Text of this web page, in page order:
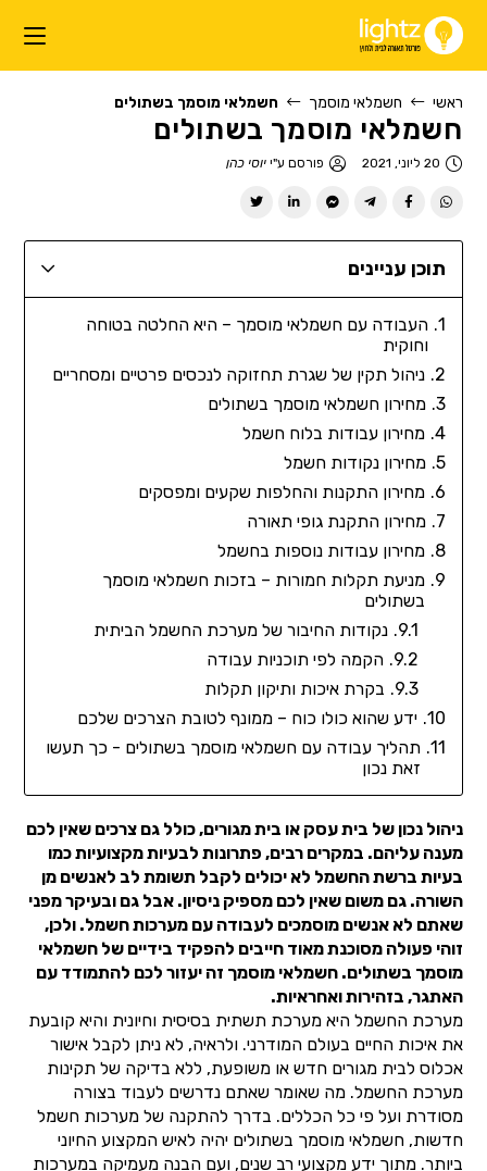
ראשי חשמלאי מוסמך חשמלאי מוסמך בשתולים
חשמלאי מוסמך בשתולים
20 ליוני, 2021 פורסם ע"ייוסי כהן
תוכן עניינים
העבודה עם חשמלאי מוסמך – היא החלטה בטוחה
וחוקית
ניהול תקין של שגרת תחזוקה לנכסים פרטיים ומסחריים
מחירון חשמלאי מוסמך בשתולים
מחירון עבודות בלוח חשמל
מחירון נקודות חשמל
מחירון התקנות והחלפות שקעים ומפסקים
מחירון התקנת גופי תאורה
מחירון עבודות נוספות בחשמל
מניעת תקלות חמורות – בזכות חשמלאי מוסמך
בשתולים
נקודות החיבור של מערכת החשמל הביתית
הקמה לפי תוכניות עבודה
בקרת איכות ותיקון תקלות
ידע שהוא כולו כוח – ממונף לטובת הצרכים שלכם
תהליך עבודה עם חשמלאי מוסמך בשתולים - כך תעשו
זאת נכון
ניהול נכון של בית עסק או בית מגורים, כולל גם צרכים שאין לכם
מענה עליהם. במקרים רבים, פתרונות לבעיות מקצועיות כמו
בעיות ברשת החשמל לא יכולים לקבל תשומת לב לאנשים מן
השורה. גם משום שאין לכם מספיק ניסיון. אבל גם ובעיקר מפני
שאתם לא אנשים מוסמכים לעבודה עם מערכות חשמל. ולכן,
זוהי פעולה מסוכנת מאוד חייבים להפקיד בידיים של חשמלאי
מוסמך בשתולים. חשמלאי מוסמך זה יעזור לכם להתמודד עם
האתגר, בזהירות ואחראיות.
מערכת החשמל היא מערכת תשתית בסיסית וחיונית והיא קובעת
את איכות החיים בעולם המודרני. ולראיה, לא ניתן לקבל אישור
אכלוס לבית מגורים חדש או משופעת, ללא בדיקה של תקינות
מערכת החשמל. מה שאומר שאתם נדרשים לעבוד בצורה
מסודרת ועל פי כל הכללים. בדרך להתקנה של מערכות חשמל
חדשות, חשמלאי מוסמך בשתולים יהיה לאיש המקצוע החיוני
ביותר. מתוך ידע מקצועי רב שנים, ועם הבנה מעמיקה במערכות